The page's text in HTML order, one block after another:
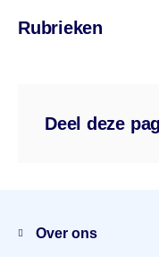
Rubrieken
Deel deze
Over ons